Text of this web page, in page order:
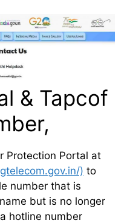
& Tapcof
Protection Portal at
) to
number that is
but is no longer
hotline number